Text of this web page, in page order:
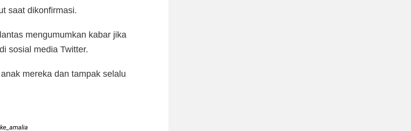
saat dikonfirmasi.
mengumumkan kabar jika
sosial media Twitter.
mereka dan tampak selalu